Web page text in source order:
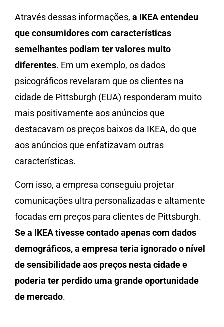
Através dessas informações, a IKEA entendeu
que consumidores com características
semelhantes podiam ter valores muito
diferentes. Em um exemplo, os dados
psicográficos revelaram que os clientes na
cidade de Pittsburgh (EUA) responderam muito
mais positivamente aos anúncios que
destacavam os preços baixos da IKEA, do que
aos anúncios que enfatizavam outras
características.
Com isso, a empresa conseguiu projetar
comunicações ultra personalizadas e altamente
focadas em preços para clientes de Pittsburgh.
Se a IKEA tivesse contado apenas com dados
demográficos, a empresa teria ignorado o nível
de sensibilidade aos preços nesta cidade e
poderia ter perdido uma grande oportunidade
de mercado.